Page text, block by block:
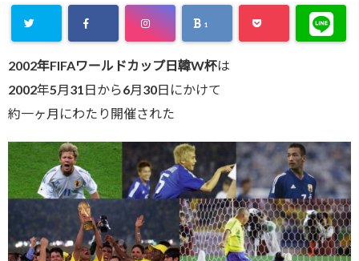
1
2002年FIFAワールドカップ日韓W杯は
2002年5月31日から6月30日にかけて
約一ヶ月にわたり開催された